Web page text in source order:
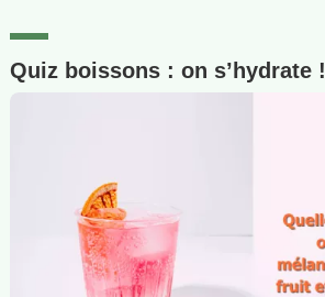
Quiz boissons : on s’hydrate !